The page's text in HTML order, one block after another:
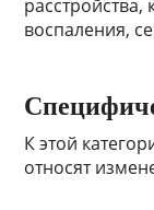
воспаления,
К этой
относят